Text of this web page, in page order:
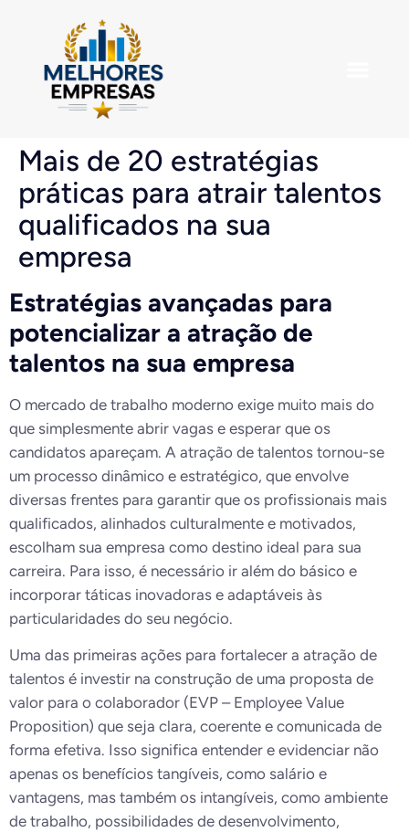
Mais de 20 estratégias
práticas para atrair talentos
qualificados na sua
empresa
Estratégias avançadas para
potencializar a atração de
talentos na sua empresa
O mercado de trabalho moderno exige muito mais do
que simplesmente abrir vagas e esperar que os
candidatos apareçam. A atração de talentos tornou-se
um processo dinâmico e estratégico, que envolve
diversas frentes para garantir que os profissionais mais
qualificados, alinhados culturalmente e motivados,
escolham sua empresa como destino ideal para sua
carreira. Para isso, é necessário ir além do básico e
incorporar táticas inovadoras e adaptáveis às
particularidades do seu negócio.
Uma das primeiras ações para fortalecer a atração de
talentos é investir na construção de uma proposta de
valor para o colaborador (EVP – Employee Value
Proposition) que seja clara, coerente e comunicada de
forma efetiva. Isso significa entender e evidenciar não
apenas os benefícios tangíveis, como salário e
vantagens, mas também os intangíveis, como ambiente
de trabalho, possibilidades de desenvolvimento,